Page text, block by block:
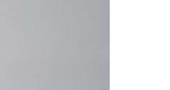
mit den
Seeligmüller die